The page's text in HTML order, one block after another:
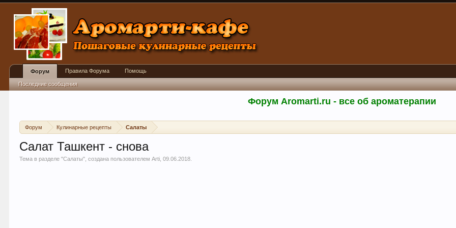
Форум Aromarti.ru - все об ароматерапии
Форум Кулинарные рецепты Салаты
Салат Ташкент - снова
Тема в разделе "Салаты", создана пользователемArti ,09.06.2018
Форум
Последние сообщения
Правила Форума Помощь